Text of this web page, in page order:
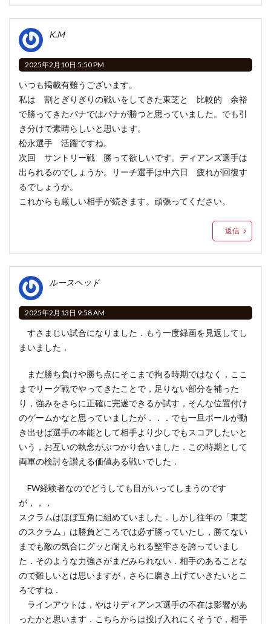
K.M
2025年2月10日 5:50 PM
いつも掲載有難うございます。
私は 割とぎりぎりの戦いをしてきた東芝と 比較的 余裕
で勝ってきたパナではパナが勝つと思っていました。でも引
き分けで素晴らしいと思います。
松永選手 活躍ですね。
次回 サントリー戦 勝って欲しいです。ディアンズ選手は
出られるのでしょうか。リーチ選手は中六日 疲れが回復す
るでしょうか。
これからも厳しい相手が続きます。頑張ってください。
返信
ルースヘッド
2025年2月13日 9:58 AM
すさまじい試合になりました．もう一度録画を見返してし
まいました．
まだ勝ち負けや勝ち点にそこまで拘る時期ではなく，ここ
までリーグ戦でやってきたことで，足りない部分を補った
り，強みをさらに正確に完遂できるか試す，そんな位置付け
のゲームかなと思っていましたが．．．でも一旦ボールが動
き出せば選手の本能として相手より少しでもスコアしたいと
いう，お互いの執念がぶつかり合いました．この時期として
両軍の検討を讃える価値ある戦いでした．
FW経験者なのでどうしても目がいってしまうのです
が，，，
スクラムはほぼ互角に組めていました．しかし往年の「東芝
のスクラム」は勝負どころでは必ず勝っていたし，勝てない
までも敵の気合にグッと耐えられる堅牢さを誇っていまし
た．そのような力強さがまだみられない．相手のあることな
ので難しいとは思いますが，さらに磨き上げていきたいとこ
ろですね．
ラインアウトは，やはりディアンズ選手の不在は影響があ
ったかと思います．こちらからは投げ入れにくそうで，相手